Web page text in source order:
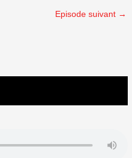
Episode suivant →